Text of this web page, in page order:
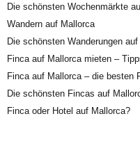
Die schönsten Wochenmärkte
Wandern auf Mallorca
Die schönsten Wanderungen
Finca auf Mallorca mieten –
Finca auf Mallorca – die besten
Die schönsten Fincas auf
Finca oder Hotel auf Mallorca?